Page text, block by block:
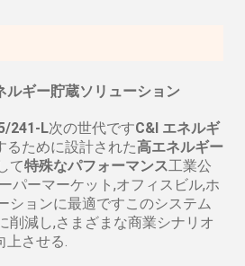
ルギー貯蔵ソリューション
241-L次の世代ですC&I エネルギ
るために設計された高エネルギー
て特殊なパフォーマンス工業公
パーマーケット,オフィスビル,ホ
ションに最適ですこのシステム
削減し,さまざまな商業シナリオ
上させる.